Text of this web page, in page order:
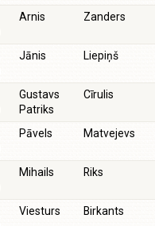
Arnis Zanders
Jānis Liepiņš
Gustavs
Patriks
Cīrulis
Pāvels Matvejevs
Mihails Riks
Viesturs Birkants